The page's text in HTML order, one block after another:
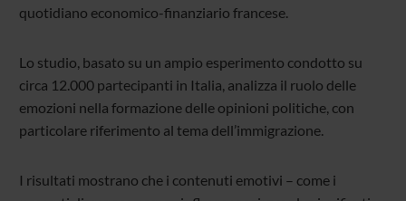
quotidiano economico-finanziario francese.
Lo studio, basato su un ampio esperimento condotto su
circa 12.000 partecipanti in Italia, analizza il ruolo delle
emozioni nella formazione delle opinioni politiche, con
particolare riferimento al tema dell’immigrazione.
I risultati mostrano che i contenuti emotivi – come i